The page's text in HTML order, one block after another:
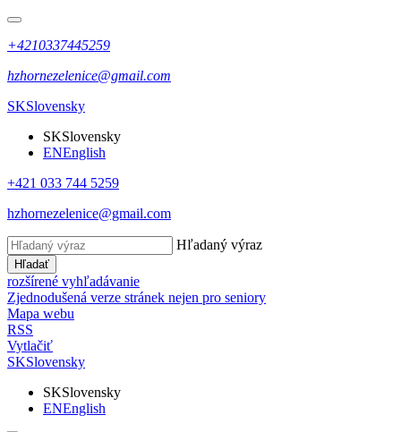
+4210337445259
hzhornezelenice@gmail.com
SKSlovensky
SKSlovensky
ENEnglish
+421 033 744 5259
hzhornezelenice@gmail.com
Hľadaný výraz
Hľadať
rozšírené vyhľadávanie
Zjednodušená verze stránek nejen pro seniory
Mapa webu
RSS
Vytlačiť
SKSlovensky
SKSlovensky
ENEnglish